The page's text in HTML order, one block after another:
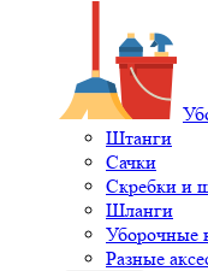
Штанги
Сачки
Скребки и
Шланги
Уборочные
Разные